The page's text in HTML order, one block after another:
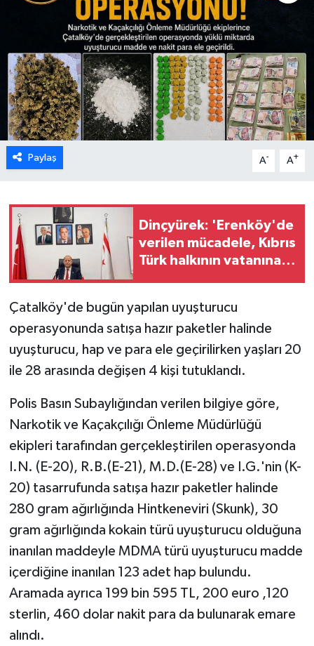
Paylaş A- A+
Dinçyürek: 'Erenköy'de
verilen mücadele, Kıbrıs
Türk halkının vatanına
göstergelerinden
Çatalköy'de bugün yapılan uyuşturucu
operasyonunda satışa hazır paketler halinde
uyuşturucu, hap ve para ele geçirilirken yaşları 20
ile 28 arasında değişen 4 kişi tutuklandı.
Polis Basın Subaylığından verilen bilgiye göre,
Narkotik ve Kaçakçılığı Önleme Müdürlüğü
ekipleri tarafından gerçekleştirilen operasyonda
I.N. (E-20), R.B.(E-21), M.D.(E-28) ve I.G.'nin (K-
20) tasarrufunda satışa hazır paketler halinde
280 gram ağırlığında Hintkeneviri (Skunk), 30
gram ağırlığında kokain türü uyuşturucu olduğuna
inanılan maddeyle MDMA türü uyuşturucu madde
içerdiğine inanılan 123 adet hap bulundu.
Aramada ayrıca 199 bin 595 TL, 200 euro ,120
sterlin, 460 dolar nakit para da bulunarak emare
alındı.
GİRNE
GÜNDEM
GÜNEY KIBRIS
İÇ HABERLER
LAPTA
MAGAZİN
Nöbetçi Eczaneler
ÖZEL HABER
SİYASET
SPOR
TATLISU
TEKNOLOJİ
TİCARET
YAŞAM